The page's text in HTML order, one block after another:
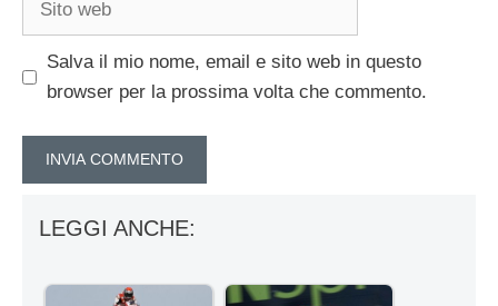
Salva il mio nome, email e sito web in questo
browser per la prossima volta che commento.
LEGGI ANCHE: